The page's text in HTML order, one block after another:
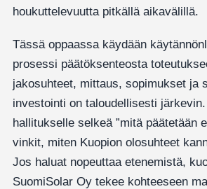
houkuttelevuutta pitkällä aikavälillä.
Tässä oppaassa käydään
prosessi päätöksenteosta
jakosuhteet, mittaus, sopimukset ja
investointi on taloudellisesti
hallitukselle selkeä ”mitä päätetään
vinkit, miten Kuopion olosuhteet
Jos haluat nopeuttaa etenemistä,
SuomiSolar Oy tekee kohteeseen